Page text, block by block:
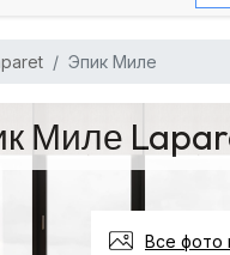
Эпик Миле
Миле
Все фото